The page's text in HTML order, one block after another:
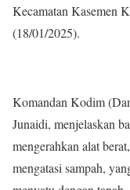
Kecamatan Kasemen
(18/01/2025).
Komandan Kodim
Junaidi, menjelaskan
mengerahkan alat
mengatasi sampah,